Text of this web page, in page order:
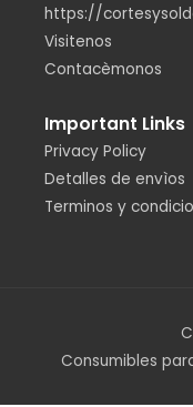
https://
Visitenos
Contacèmonos
Important Links
Privacy Policy
Detalles de envìos
Terminos y
Consumibles